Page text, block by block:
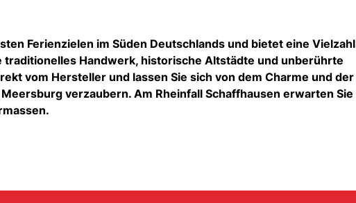
Ferienzielen im Süden Deutschlands und bietet eine Vielzahl
traditionelles Handwerk, historische Altstädte und unberührte
vom Hersteller und lassen Sie sich von dem Charme und der
verzaubern. Am Rheinfall Schaffhausen erwarten Sie